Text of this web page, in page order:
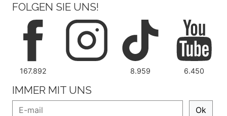
FOLGEN SIE UNS!
167.892 8.959 6.450
IMMER MIT UNS
Ok